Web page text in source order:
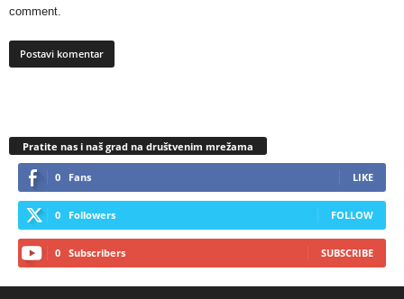
comment.
Pratite nas i naš grad na društvenim mrežama
0 Fans LIKE
0 Followers FOLLOW
0 Subscribers SUBSCRIBE